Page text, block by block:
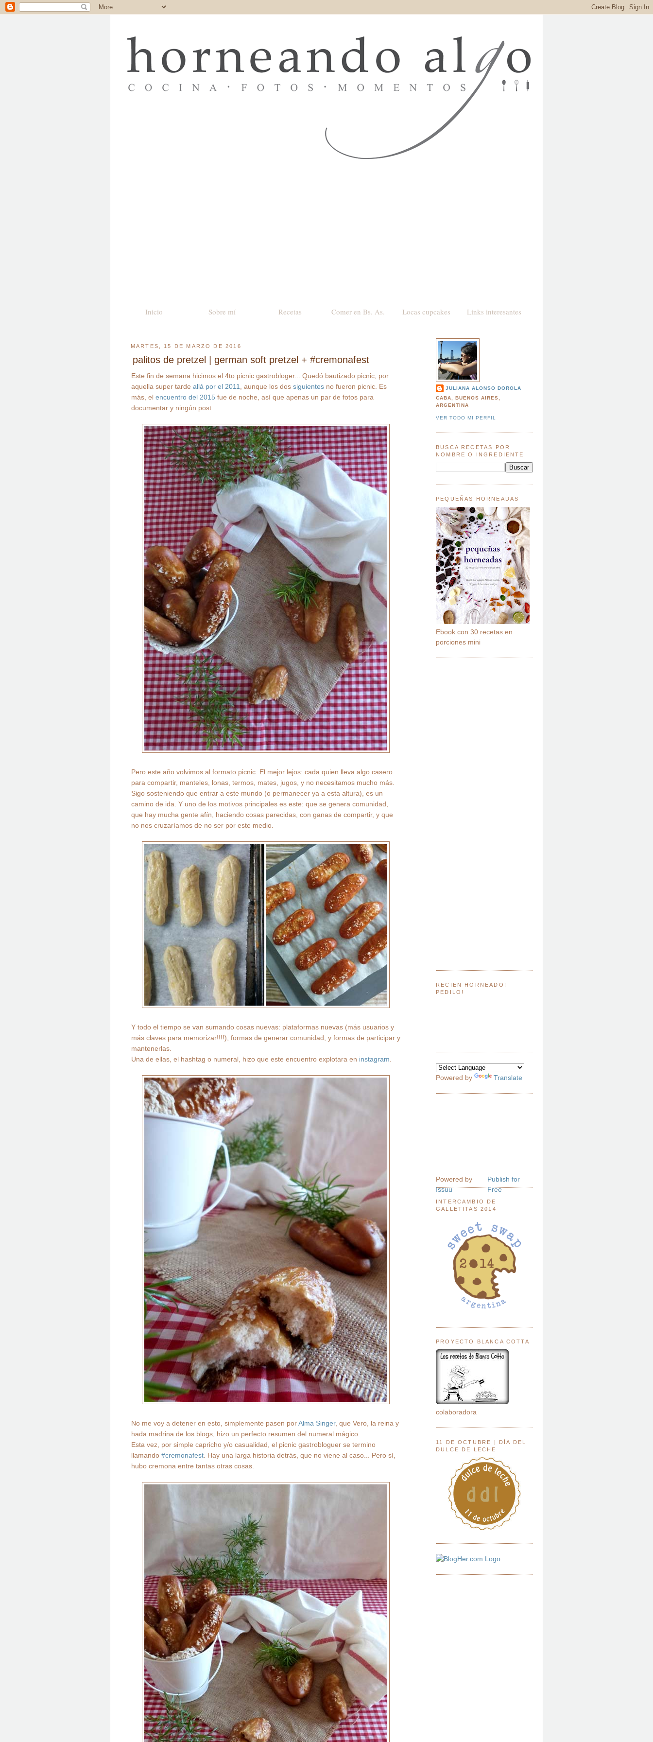
Inicio Sobre mí Recetas Comer en Bs. As. Locas cupcakes Links interesantes
MARTES, 15 DE MARZO DE 2016
palitos de pretzel | german soft pretzel + #cremonafest
Este fin de semana hicimos el 4to picnic gastrobloger... Quedó bautizado picnic, por
aquella super tarde allá por el 2011 , aunque los dos siguientesno fueron picnic. Es
más, el encuentro del 2015 fue de noche, así que apenas un par de fotos para
documentar y ningún post...
Pero este año volvimos al formato picnic. El mejor lejos: cada quien lleva algo casero
para compartir, manteles, lonas, termos, mates, jugos, y no necesitamos mucho más.
Sigo sosteniendo que entrar a este mundo (o permanecer ya a esta altura), es un
camino de ida. Y uno de los motivos principales es este: que se genera comunidad,
que hay mucha gente afín, haciendo cosas parecidas, con ganas de compartir, y que
no nos cruzaríamos de no ser por este medio.
Y todo el tiempo se van sumando cosas nuevas: plataformas nuevas (más usuarios y
más claves para memorizar!!!!), formas de generar comunidad, y formas de participar y
mantenerlas.
Una de ellas, el hashtag o numeral, hizo que este encuentro explotara en instagram
No me voy a detener en esto, simplemente pasen porAlma Singer, que Vero, la reina y
hada madrina de los blogs, hizo un perfecto resumen del numeral mágico.
Esta vez, por simple capricho y/o casualidad, el picnic gastrobloguer se termino
llamando #cremonafest. Hay una larga historia detrás, que no viene al caso... Pero sí,
hubo cremona entre tantas otras cosas.
JULIANA ALONSO DOROLA
CABA, BUENOS AIRES,
ARGENTINA
VER TODO MI PERFIL
BUSCA RECETAS POR
NOMBRE O INGREDIENTE
PEQUEÑAS HORNEADAS
Ebook con 30 recetas en
porciones mini
RECIEN HORNEADO!
PEDILO!
Powered by Translate
Powered by
Issuu
Publish for
Free
INTERCAMBIO DE
GALLETITAS 2014
PROYECTO BLANCA COTTA
colaboradora
11 DE OCTUBRE | DÍA DEL
DULCE DE LECHE